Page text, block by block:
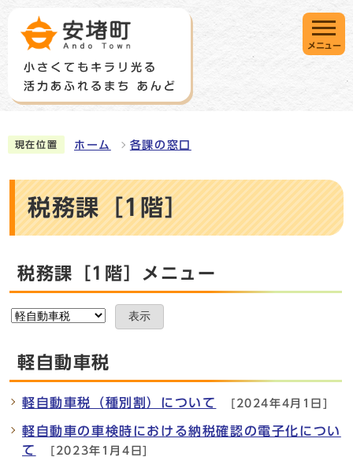
メニュー
現在位置 ホーム 各課の窓口
税務課［1階］
税務課［1階］メニュー
表示
軽自動車税
軽自動車税（種別割）について [2024年4月1日]
軽自動車の車検時における納税確認の電子化につい
て
[2023年1月4日]